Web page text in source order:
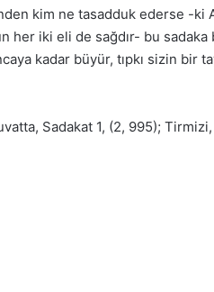
kim ne tasadduk ederse -ki
her iki eli de sağdır- bu
kadar büyür, tıpkı sizin bir
Sadakat 1, (2, 995);